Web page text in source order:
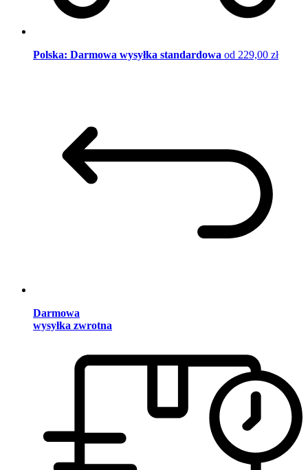
Polska: Darmowa wysyłka standardowa od 229,00 zł
Darmowa
wysyłka zwrotna